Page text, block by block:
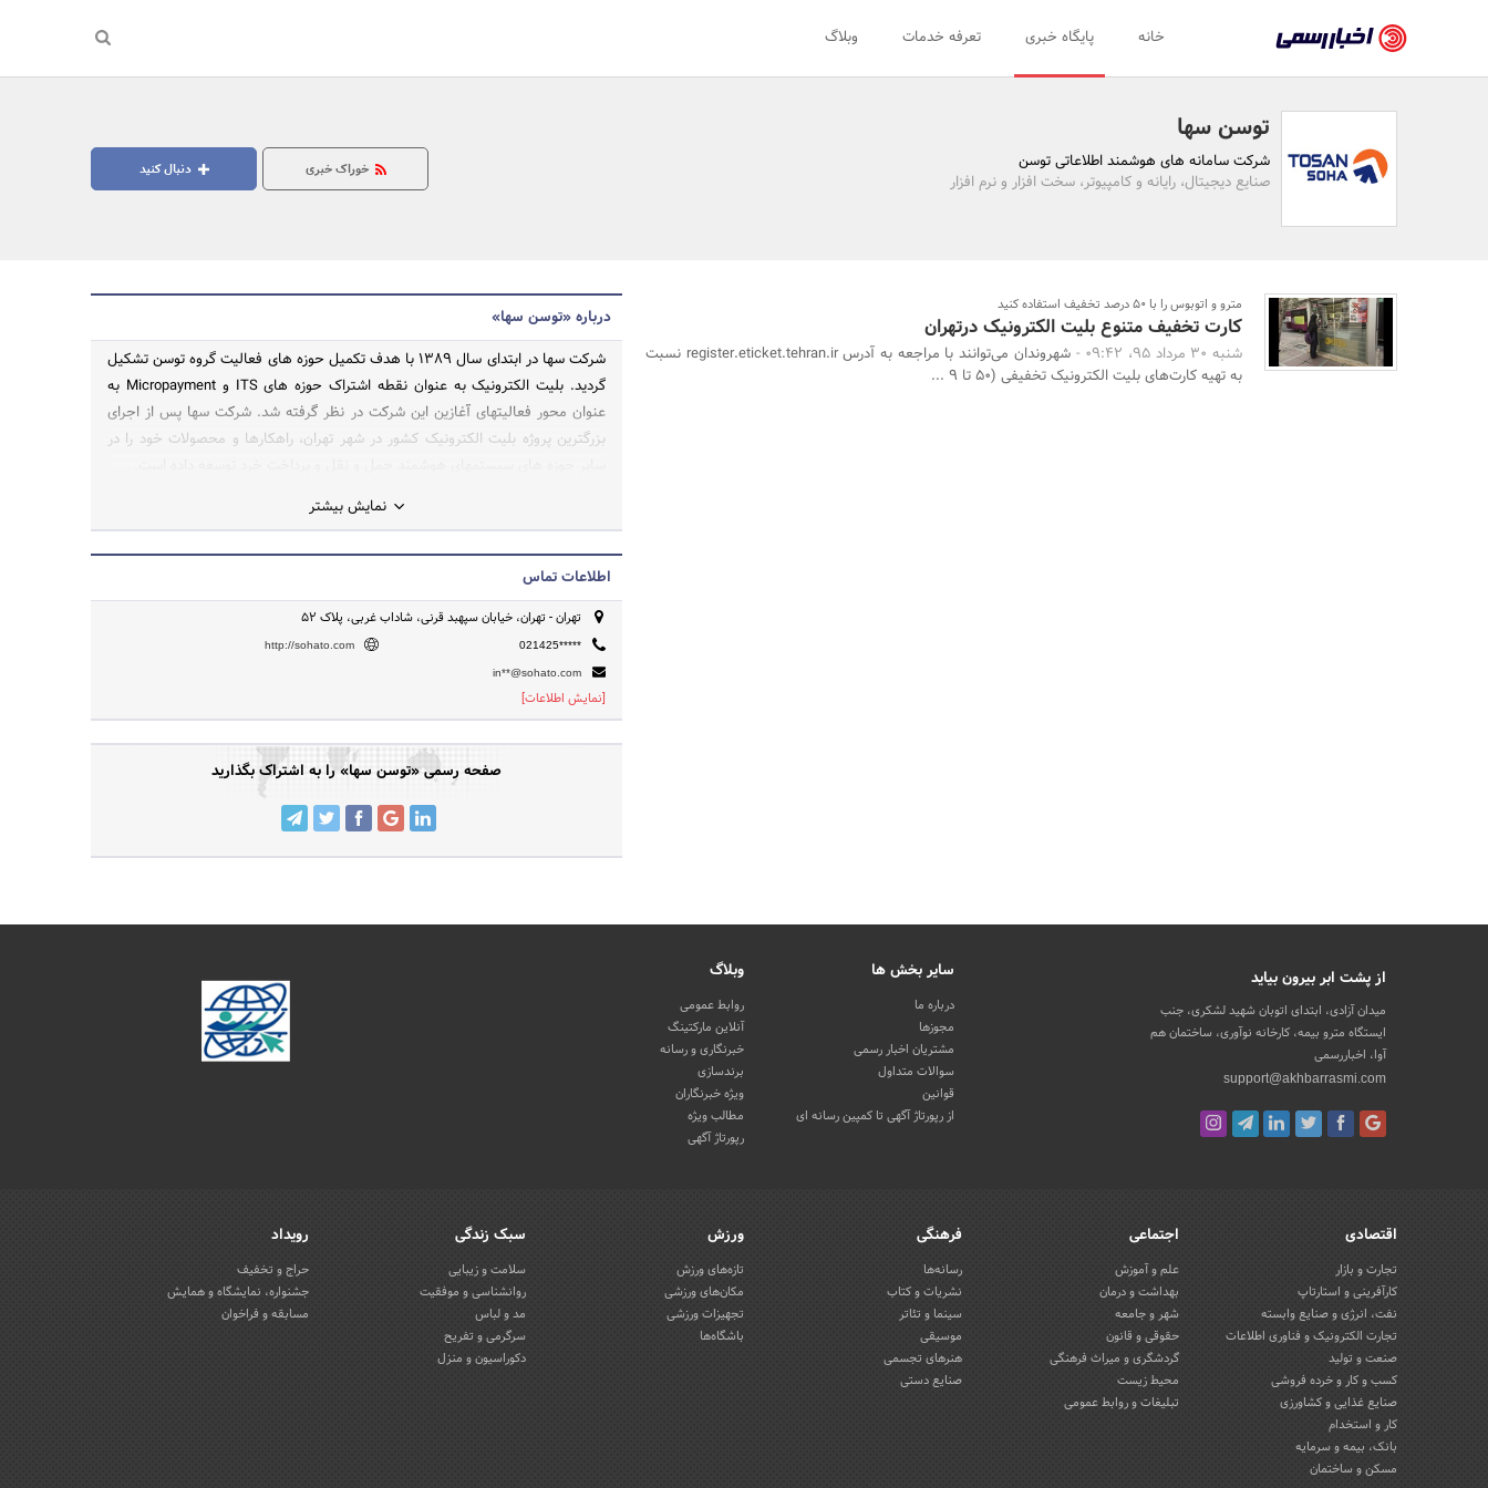
رسمی
-
اخبار
تایید
سازمان‌ها
روابط
خانه پایگاه خبری تعرفه خدمات وبلاگ
جستجو
توسن سها
شرکت سامانه های هوشمند اطلاعاتی توسن
صنایع دیجیتال، رایانه و کامپیوتر، سخت افزار و نرم افزار
دنبال کنید خوراک خبری
مترو و اتوبوس را با 50 درصد تخفیف استفاده کنید
کارت تخفیف متنوع بلیت الکترونیک درتهران
شنبه 30 مرداد 95، 09:42 -
شهروندان می‌توانند با مراجعه به آدرس register.eticket.tehran.ir نسبت
به تهیه کارت‌های بلیت الکترونیک تخفیفی (50 تا 9 ...
درباره «توسن سها»
شرکت سها در ابتدای سال 1389 با هدف تکمیل حوزه های فعالیت گروه توسن تشکیل
گردید. بلیت الکترونیک به عنوان نقطه اشتراک حوزه های ITS و Micropayment به
عنوان محور فعالیتهای آغازین این شرکت در نظر گرفته شد. شرکت سها پس از اجرای
بزرگترین پروژه بلیت الکترونیک کشور در شهر تهران، راهکارها و محصولات خود را در
نمایش بیشتر
اطلاعات تماس
تهران - تهران، خیابان سپهبد قرنی، شاداب غربی، پلاک 52
021425*****
http://sohato.com
in**@sohato.com
[نمایش اطلاعات]
صفحه رسمی «توسن سها» را به اشتراک بگذارید
از پشت ابر بیرون بیاید
میدان آزادی، ابتدای اتوبان شهید لشکری، جنب
ایستگاه مترو بیمه، کارخانه نوآوری، ساختمان هم
آوا، اخباررسمی
support@akhbarrasmi.com
سایر بخش ها
درباره ما
مجوزها
مشتریان اخبار رسمی
سوالات متداول
قوانین
از رپورتاژ آگهی تا کمپین رسانه ای
وبلاگ
روابط عمومی
آنلاین مارکتینگ
خبرنگاری و رسانه
برندسازی
ویژه خبرنگاران
مطالب ویژه
رپورتاژ آگهی
اقتصادی
تجارت و بازار
کارآفرینی و استارتاپ
نفت، انرژی و صنایع وابسته
تجارت الکترونیک و فناوری اطلاعات
صنعت و تولید
کسب و کار و خرده فروشی
صنایع غذایی و کشاورزی
کار و استخدام
بانک، بیمه و سرمایه
مسکن و ساختمان
اجتماعی
علم و آموزش
بهداشت و درمان
شهر و جامعه
حقوقی و قانون
گردشگری و میراث فرهنگی
محیط زیست
تبلیغات و روابط عمومی
فرهنگی
رسانه‌ها
نشریات و کتاب
سینما و تئاتر
موسیقی
هنرهای تجسمی
صنایع دستی
ورزش
تازه‌های ورزش
مکان‌های ورزشی
تجهیزات ورزشی
باشگاه‌ها
سبک زندگی
سلامت و زیبایی
روانشناسی و موفقیت
مد و لباس
سرگرمی و تفریح
دکوراسیون و منزل
رویداد
حراج و تخفیف
جشنواره، نمایشگاه و همایش
مسابقه و فراخوان